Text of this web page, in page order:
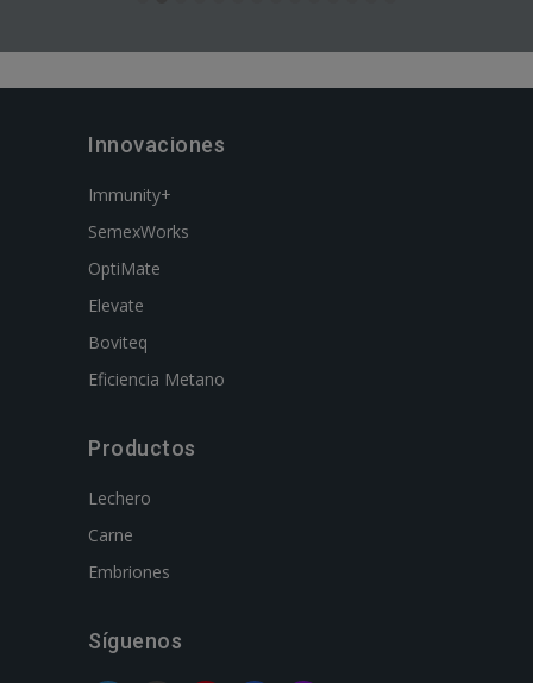
Innovaciones
Immunity+
SemexWorks
OptiMate
Elevate
Boviteq
Eficiencia Metano
Productos
Lechero
Carne
Embriones
Síguenos